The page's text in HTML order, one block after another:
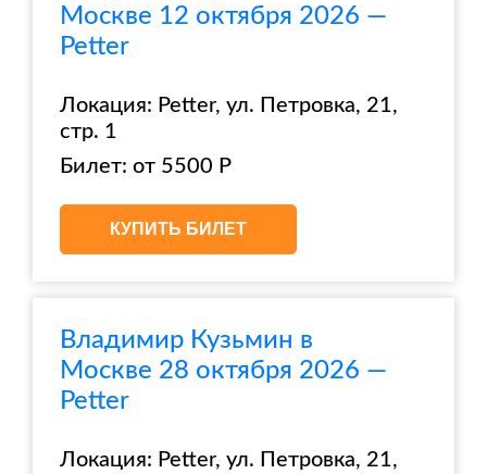
Москве 12 октября 2026 —
Petter
Локация: Petter, ул. Петровка, 21,
стр. 1
Билет: от 5500 Р
КУПИТЬ БИЛЕТ
Владимир Кузьмин в
Москве 28 октября 2026 —
Petter
Локация: Petter, ул. Петровка, 21,